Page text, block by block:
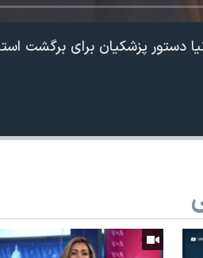
دستور پزشکیان برای برگشت